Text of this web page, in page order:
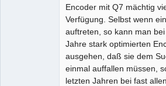
Encoder mit Q7 mächtig
Verfügung. Selbst wenn
auftreten, so kann man
Jahre stark optimierten
ausgehen, daß sie dem
einmal auffallen müssen,
letzten Jahren bei fast